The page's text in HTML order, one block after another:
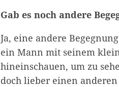
Gab es noch andere
Ja, eine andere
ein Mann mit seinem
hineinschauen, um zu
doch lieber einen